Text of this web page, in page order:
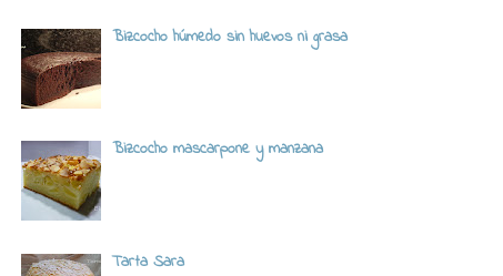
Bizcocho húmedo sin huevos ni grasa
Bizcocho mascarpone y manzana
Tarta Sara